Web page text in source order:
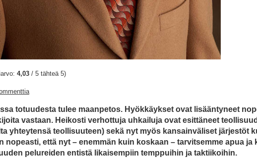
4,03 / 5 tähteä 5)
totuudesta tulee maanpetos. Hyökkäykset ovat lisääntyneet
vastaan. Heikosti verhottuja uhkailuja ovat esittäneet
yhteytensä teollisuuteen) sekä nyt myös kansainväliset järjestöt
nopeasti, että nyt – enemmän kuin koskaan – tarvitsemme apua
pelureiden entistä likaisempiin temppuihin ja taktiikoihin.